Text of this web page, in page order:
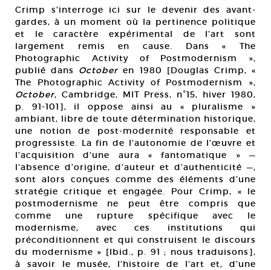
Crimp s’interroge ici sur le devenir des avant-
gardes, à un moment où la pertinence politique
et le caractère expérimental de l’art sont
largement remis en cause. Dans « The
Photographic Activity of Postmodernism »,
publié dans October en 1980 [Douglas Crimp, «
The Photographic Activity of Postmodernism »,
October, Cambridge, MIT Press, n°15, hiver 1980,
p. 91-101], il oppose ainsi au « pluralisme »
ambiant, libre de toute détermination historique,
une notion de post-modernité responsable et
progressiste. La fin de l’autonomie de l’œuvre et
l’acquisition d’une aura « fantomatique » —
l’absence d’origine, d’auteur et d’authenticité —,
sont alors conçues comme des éléments d’une
stratégie critique et engagée. Pour Crimp, « le
postmodernisme ne peut être compris que
comme une rupture spécifique avec le
modernisme, avec ces institutions qui
préconditionnent et qui construisent le discours
du modernisme » [Ibid., p. 91 ; nous traduisons],
à savoir le musée, l’histoire de l’art et, d’une